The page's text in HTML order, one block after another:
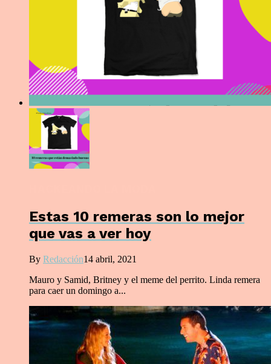
Estas 10 remeras son lo mejor
que vas a ver hoy
By Redacción14 abril, 2021
Mauro y Samid, Britney y el meme del perrito. Linda remera
para caer un domingo a...